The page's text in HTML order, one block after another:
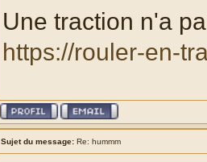
Une traction n'a
https://rouler-en-
Sujet du message: Re: hummm